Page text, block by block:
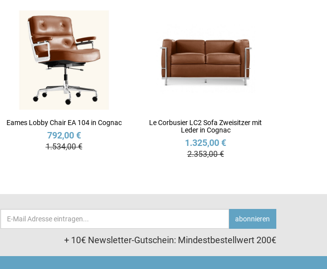
Eames Lobby Chair EA 104 in Cognac
792,00 €
1.534,00 €
Le Corbusier LC2 Sofa Zweisitzer mit
Leder in Cognac
1.325,00 €
2.353,00 €
Email-
Adresse
abonnieren
+ 10€ Newsletter-Gutschein: Mindestbestellwert 200€